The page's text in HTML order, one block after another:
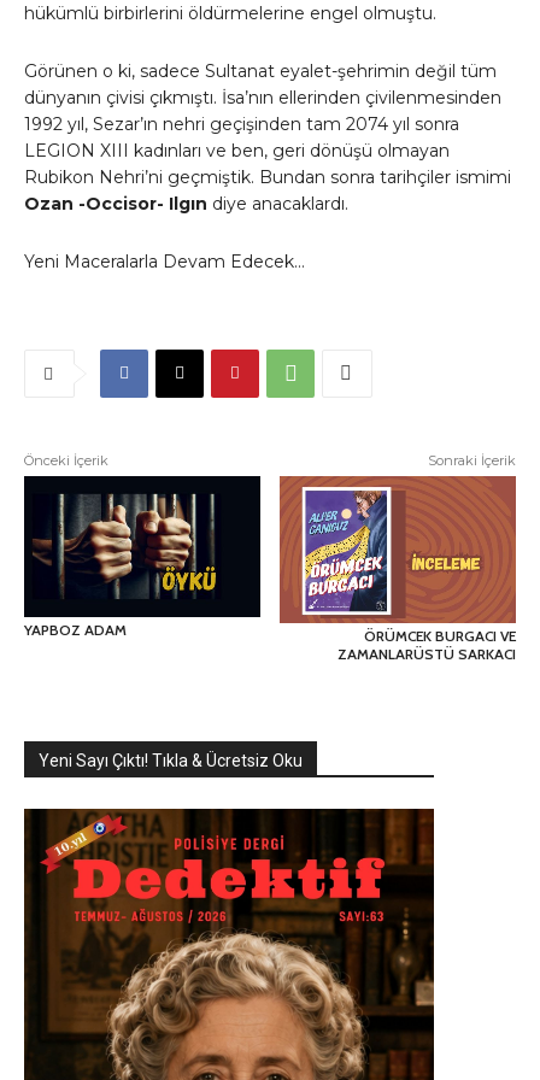
hükümlü birbirlerini öldürmelerine engel olmuştu.
Görünen o ki, sadece Sultanat eyalet-şehrimin değil tüm
dünyanın çivisi çıkmıştı. İsa’nın ellerinden çivilenmesinden
1992 yıl, Sezar’ın nehri geçişinden tam 2074 yıl sonra
LEGION XIII kadınları ve ben, geri dönüşü olmayan
Rubikon Nehri’ni geçmiştik. Bundan sonra tarihçiler ismimi
Ozan -Occisor- Ilgın diye anacaklardı.
Yeni Maceralarla Devam Edecek…
Önceki İçerik
YAPBOZ ADAM
Sonraki İçerik
ÖRÜMCEK BURGACI VE
ZAMANLARÜSTÜ SARKACI
Yeni Sayı Çıktı! Tıkla & Ücretsiz Oku